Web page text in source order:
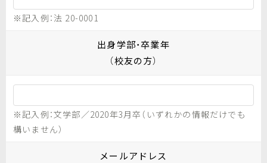
※記入例：法 20-0001
出身学部・卒業年
（校友の方）
※記入例：文学部／2020年3月卒（いずれかの情報だけでも
構いません）
メールアドレス